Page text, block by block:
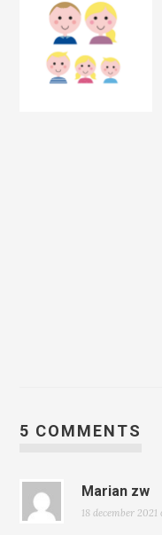
5 COMMENTS
Marian zw
18 december 2021